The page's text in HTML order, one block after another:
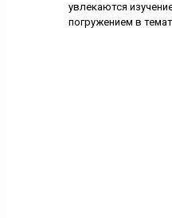
увлекаются
погружением в